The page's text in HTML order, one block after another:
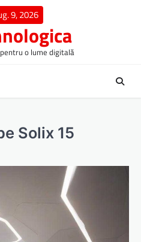
9, 2026
o lume digitală
Solix 15